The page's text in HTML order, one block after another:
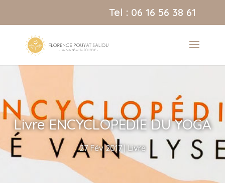
Tel : 06 16 56 38 61
Livre ENCYCLOPEDIE DU YOGA
27 Fév 2017| Livre